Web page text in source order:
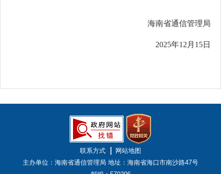
海南省通信管理局
2025年12月15日
联系方式
网站地图
主办单位：海南省通信管理局 地址：海南省海口市南沙路47号